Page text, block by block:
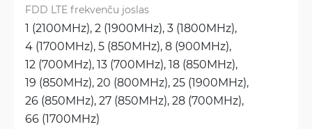
FDD LTE frekvenču joslas
1 (2100MHz), 2 (1900MHz), 3 (1800MHz),
4 (1700MHz), 5 (850MHz), 8 (900MHz),
12 (700MHz), 13 (700MHz), 18 (850MHz),
19 (850MHz), 20 (800MHz), 25 (1900MHz),
26 (850MHz), 27 (850MHz), 28 (700MHz),
66 (1700MHz)